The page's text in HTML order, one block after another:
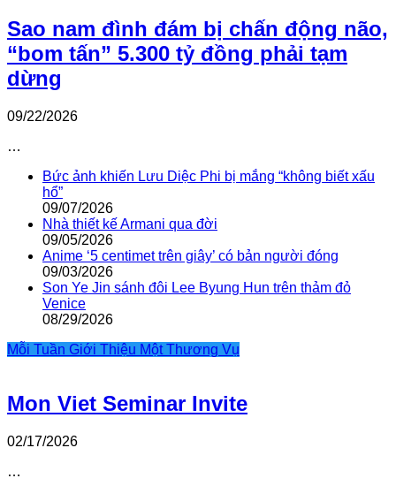
Sao nam đình đám bị chấn động não,
“bom tấn” 5.300 tỷ đồng phải tạm
dừng
09/22/2026
…
Bức ảnh khiến Lưu Diệc Phi bị mắng “không biết xấu
hổ”
09/07/2026
Nhà thiết kế Armani qua đời
09/05/2026
Anime ‘5 centimet trên giây’ có bản người đóng
09/03/2026
Son Ye Jin sánh đôi Lee Byung Hun trên thảm đỏ
Venice
08/29/2026
Mỗi Tuần Giới Thiệu Một Thương Vụ
Mon Viet Seminar Invite
02/17/2026
…